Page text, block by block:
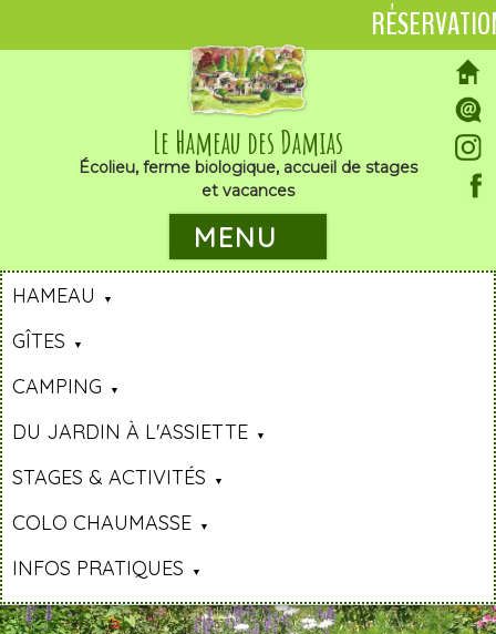
Le Hameau des Damias
Écolieu, ferme biologique, accueil de stages
et vacances
MENU
HAMEAU
GÎTES
CAMPING
DU JARDIN À L'ASSIETTE
STAGES & ACTIVITÉS
COLO CHAUMASSE
INFOS PRATIQUES